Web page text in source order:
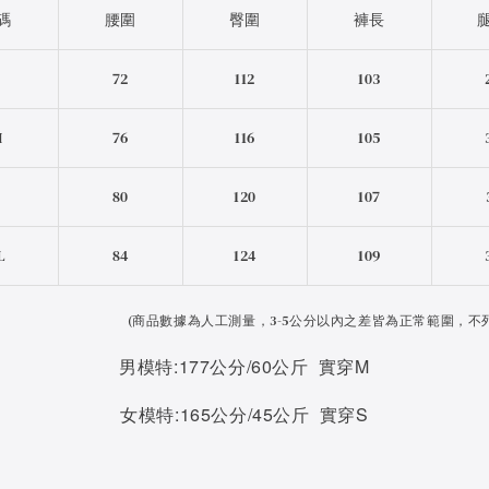
腰圍 臀圍 褲長
72 112 103
76 116 105
80 120 107
84 124 109
(商品數據為人工測量，3-5公分以內之差皆為正常範圍，不
男模特:177公分/60公斤 實穿M
女模特:165公分/45公斤 實穿S